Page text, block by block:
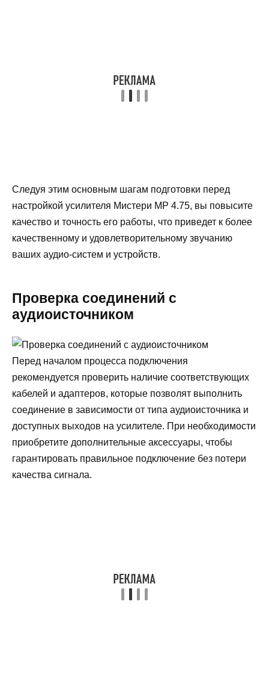
Следуя этим основным шагам подготовки перед
настройкой усилителя Мистери МР 4.75, вы повысите
качество и точность его работы, что приведет к более
качественному и удовлетворительному звучанию
ваших аудио-систем и устройств.
Проверка соединений с
аудиоисточником
Перед началом процесса подключения
рекомендуется проверить наличие соответствующих
кабелей и адаптеров, которые позволят выполнить
соединение в зависимости от типа аудиоисточника и
доступных выходов на усилителе. При необходимости
приобретите дополнительные аксессуары, чтобы
гарантировать правильное подключение без потери
качества сигнала.